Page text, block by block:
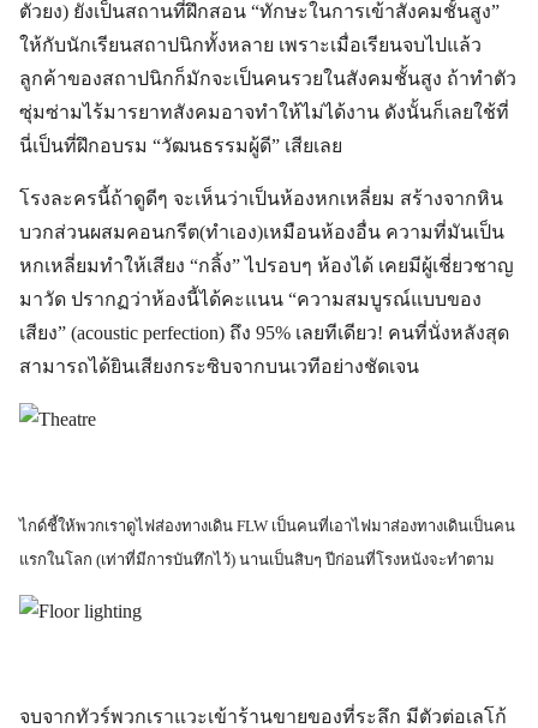
ตัวยง) ยังเป็นสถานที่ฝึกสอน “ทักษะในการเข้าสังคมชั้นสูง”
ให้กับนักเรียนสถาปนิกทั้งหลาย เพราะเมื่อเรียนจบไปแล้ว
ลูกค้าของสถาปนิกก็มักจะเป็นคนรวยในสังคมชั้นสูง ถ้าทำตัว
ซุ่มซ่ามไร้มารยาทสังคมอาจทำให้ไม่ได้งาน ดังนั้นก็เลยใช้ที่
นี่เป็นที่ฝึกอบรม “วัฒนธรรมผู้ดี” เสียเลย
โรงละครนี้ถ้าดูดีๆ จะเห็นว่าเป็นห้องหกเหลี่ยม สร้างจากหิน
บวกส่วนผสมคอนกรีต(ทำเอง)เหมือนห้องอื่น ความที่มันเป็น
หกเหลี่ยมทำให้เสียง “กลิ้ง” ไปรอบๆ ห้องได้ เคยมีผู้เชี่ยวชาญ
มาวัด ปรากฏว่าห้องนี้ได้คะแนน “ความสมบูรณ์แบบของ
เสียง” (acoustic perfection) ถึง 95% เลยทีเดียว! คนที่นั่งหลังสุด
สามารถได้ยินเสียงกระซิบจากบนเวทีอย่างชัดเจน
ไกด์ชี้ให้พวกเราดูไฟส่องทางเดิน FLW เป็นคนที่เอาไฟมาส่องทางเดินเป็นคน
แรกในโลก (เท่าที่มีการบันทึกไว้) นานเป็นสิบๆ ปีก่อนที่โรงหนังจะทำตาม
จบจากทัวร์พวกเราแวะเข้าร้านขายของที่ระลึก มีตัวต่อเลโก้